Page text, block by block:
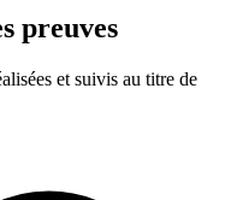
preuves
et suivis au titre de